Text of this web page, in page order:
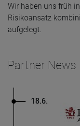
Wir haben uns früh
Risikoansatz
aufgelegt.
Partner News
18.6.